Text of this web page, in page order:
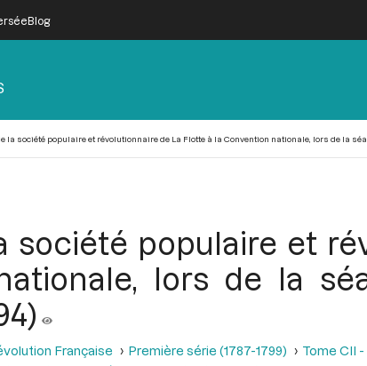
Blog
la société populaire et révolutionnaire de La Flotte à la Convention nationale, lors de la
société populaire et
lors de la
Française Première série (1787-1799)
Tome CII -